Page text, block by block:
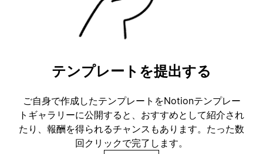
テンプレートを提出する
ご自身で作成したテンプレートをNotionテンプレー
トギャラリーに公開すると、おすすめとして紹介され
たり、報酬を得られるチャンスもあります。たった数
回クリックで完了します。